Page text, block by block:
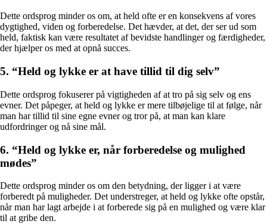
Dette ordsprog minder os om, at held ofte er en konsekvens af vores
dygtighed, viden og forberedelse. Det hævder, at det, der ser ud som
held, faktisk kan være resultatet af bevidste handlinger og færdigheder,
der hjælper os med at opnå succes.
5. “Held og lykke er at have tillid til dig selv”
Dette ordsprog fokuserer på vigtigheden af ​​at tro på sig selv og ens
evner. Det påpeger, at held og lykke er mere tilbøjelige til at følge, når
man har tillid til sine egne evner og tror på, at man kan klare
udfordringer og nå sine mål.
6. “Held og lykke er, når forberedelse og mulighed
mødes”
Dette ordsprog minder os om den betydning, der ligger i at være
forberedt på muligheder. Det understreger, at held og lykke ofte opstår,
når man har lagt arbejde i at forberede sig på en mulighed og være klar
til at gribe den.